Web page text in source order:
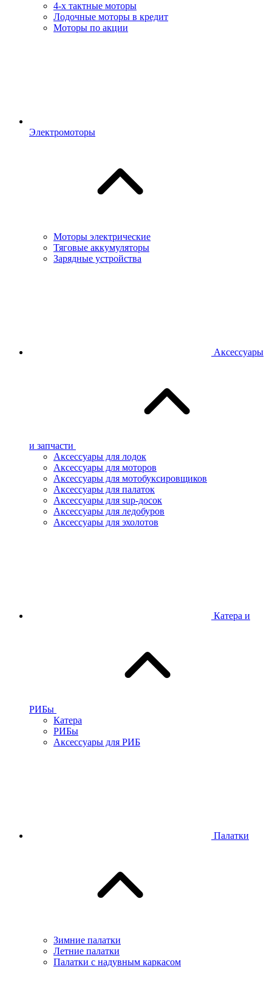
4-х тактные моторы
Лодочные моторы в кредит
Моторы по акции
Электромоторы
Моторы электрические
Тяговые аккумуляторы
Зарядные устройства
Аксессуары
и запчасти
Аксессуары для лодок
Аксессуары для моторов
Аксессуары для мотобуксировщиков
Аксессуары для палаток
Аксессуары для sup-досок
Аксессуары для ледобуров
Аксессуары для эхолотов
Катера и
РИБы
Катера
РИБы
Аксессуары для РИБ
Палатки
Зимние палатки
Летние палатки
Палатки с надувным каркасом